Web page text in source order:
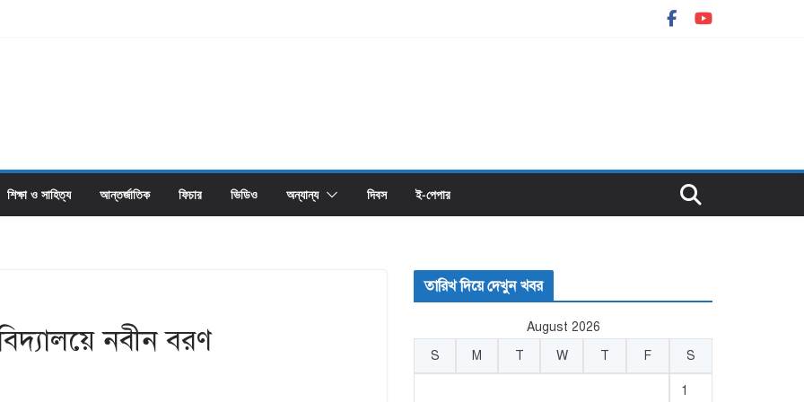
শিক্ষা ও সাহিত্য আন্তর্জাতিক ফিচার ভিডিও অন্যান্য দিবস ই-পেপার
নবীন বরণ
তারিখ দিয়ে দেখুন খবর
August 2026
S
M T W T F S
1